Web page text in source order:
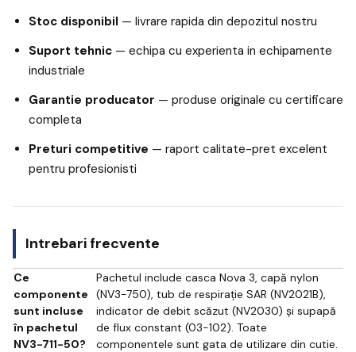
Stoc disponibil — livrare rapida din depozitul nostru
Suport tehnic — echipa cu experienta in echipamente
industriale
Garantie producator — produse originale cu certificare
completa
Preturi competitive — raport calitate-pret excelent
pentru profesionisti
Intrebari frecvente
Ce
componente
sunt incluse
în pachetul
NV3-711-50?
Pachetul include casca Nova 3, capă nylon
(NV3-750), tub de respirație SAR (NV2021B),
indicator de debit scăzut (NV2030) și supapă
de flux constant (03-102). Toate
componentele sunt gata de utilizare din cutie.